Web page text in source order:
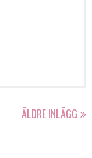
ÄLDRE INLÄGG